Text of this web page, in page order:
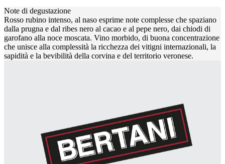
Note di degustazione
Rosso rubino intenso, al naso esprime note complesse che spaziano
dalla prugna e dal ribes nero al cacao e al pepe nero, dai chiodi di
garofano alla noce moscata. Vino morbido, di buona concentrazione
che unisce alla complessità la ricchezza dei vitigni internazionali, la
sapidità e la bevibilità della corvina e del territorio veronese.